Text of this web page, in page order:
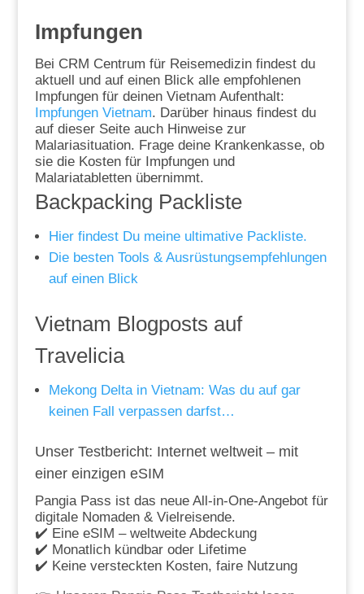
Impfungen
Bei CRM Centrum für Reisemedizin findest du
aktuell und auf einen Blick alle empfohlenen
Impfungen für deinen Vietnam Aufenthalt:
Impfungen Vietnam. Darüber hinaus findest du
auf dieser Seite auch Hinweise zur
Malariasituation. Frage deine Krankenkasse, ob
sie die Kosten für Impfungen und
Malariatabletten übernimmt.
Backpacking Packliste
Hier findest Du meine ultimative Packliste.
Die besten Tools & Ausrüstungsempfehlungen
auf einen Blick
Vietnam Blogposts auf
Travelicia
Mekong Delta in Vietnam: Was du auf gar
keinen Fall verpassen darfst…
Unser Testbericht: Internet weltweit – mit
einer einzigen eSIM
Pangia Pass ist das neue All-in-One-Angebot für
digitale Nomaden & Vielreisende.
✔️ Eine eSIM – weltweite Abdeckung
✔️ Monatlich kündbar oder Lifetime
✔️ Keine versteckten Kosten, faire Nutzung